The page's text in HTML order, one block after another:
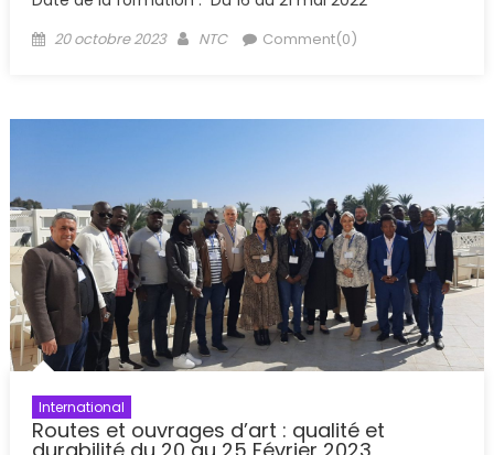
Posted
20 octobre 2023 Author
NTC Comment(0)
International
Routes et ouvrages d’art : qualité et